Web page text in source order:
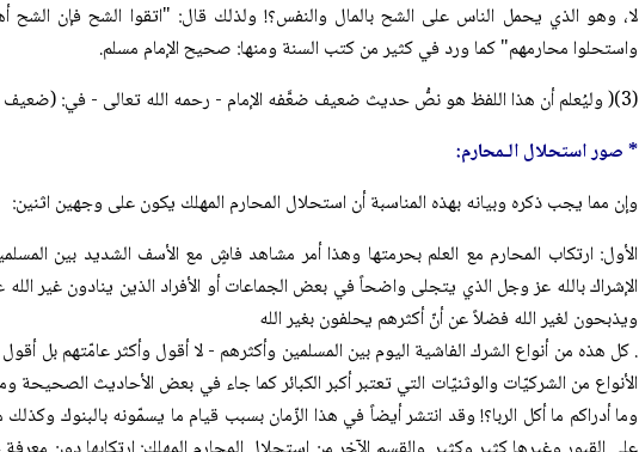
لا، وهو الذي يحمل الناس على الشح بالمال والنفس؟! ولذلك قال: "اتقوا الشح فإن
واستحلوا محارمهم" كما ورد في كثير من كتب السنة ومنها: صحيح الإمام مسلم.
(3)( وليُعلم أن هذا اللفظ هو نصُّ حديث ضعيف ضعَّفه الإمام - رحمه الله تعالى - في: (ضعيف الجامع برقم: 2682) ولكن معناه صحيح بلا ريب )
* صور استحلال الـمحارم:
وإن مما يجب ذكره وبيانه بهذه المناسبة أن استحلال المحارم المهلك يكون على وجهين اثنين:
الأول: ارتكاب المحارم مع العلم بحرمتها وهذا أمر مشاهد فاشٍ مع الأسف الشديد بين
الإشراك بالله عز وجل الذي يتجلى واضحاً في بعض الجماعات أو الأفراد الذين ينادون غير
ويذبحون لغير الله فضلاً عن أنّ أكثرهم يحلفون بغير الله
. كل هذه من أنواع الشرك الفاشية اليوم بين المسلمين وأكثرهم - لا أقول وأكثر عامّتهم بل
الأنواع من الشركيّات والوثنيّات التي تعتبر أكبر الكبائر كما جاء في بعض الأحاديث الصحيحة
وما أدراكم ما أكل الربا؟! وقد انتشر أيضاً في هذا الزّمان بسبب قيام ما يسمّونه بالبنوك